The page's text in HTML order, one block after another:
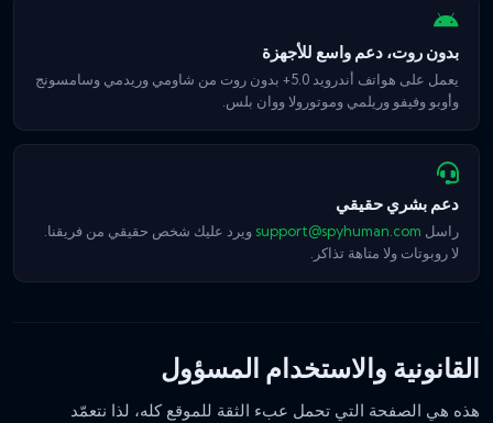
بدون روت، دعم واسع للأجهزة
يعمل على هواتف أندرويد 5.0+ بدون روت من شاومي وريدمي وسامسونج
وأوبو وفيفو وريلمي وموتورولا ووان بلس.
دعم بشري حقيقي
راسل support@spyhuman.com ويرد عليك شخص حقيقي من فريقنا.
لا روبوتات ولا متاهة تذاكر.
القانونية والاستخدام المسؤول
هذه هي الصفحة التي تحمل عبء الثقة للموقع كله، لذا نتعمّد